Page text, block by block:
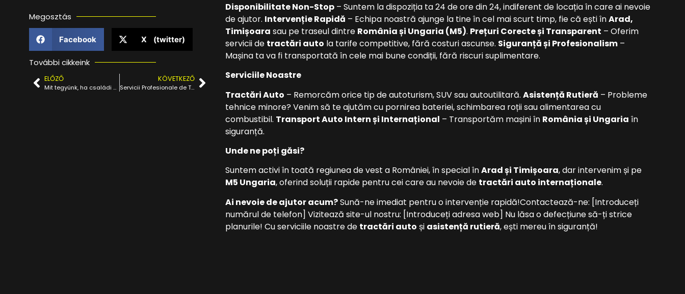
Megosztás
Facebook X (twitter)
További cikkeink
ELŐZŐ
Mit tegyünk, ha családi kiránduláson lerobban az autó? Miért kell egy szakértő Autómentő?
KÖVETKEZŐ
Servicii Profesionale de Tractări Auto și Asistență Rutieră în Arad, Timișoara și pe M5 Ungaria
Disponibilitate Non-Stop – Suntem la dispoziția ta 24 de ore din 24, indiferent de locația în care ai nevoie
de ajutor. Intervenție Rapidă – Echipa noastră ajunge la tine în cel mai scurt timp, fie că ești înArad,
Timișoara sau pe traseul dintre România și Ungaria (M5). Prețuri Corecte și Transparent – Oferim
servicii de tractări auto la tarife competitive, fără costuri ascunse. Siguranță și Profesionalism –
Mașina ta va fi transportată în cele mai bune condiții, fără riscuri suplimentare.
Serviciile Noastre
Tractări Auto – Remorcăm orice tip de autoturism, SUV sau autoutilitară. Asistență Rutieră – Probleme
tehnice minore? Venim să te ajutăm cu pornirea bateriei, schimbarea roții sau alimentarea cu
combustibil. Transport Auto Intern și Internațional – Transportăm mașini în România și Ungaria în
siguranță.
Unde ne poți găsi?
Suntem activi în toată regiunea de vest a României, în special înArad și Timișoara, dar intervenim și pe
M5 Ungaria, oferind soluții rapide pentru cei care au nevoie de tractări auto internaționale.
Ai nevoie de ajutor acum?Sună-ne imediat pentru o intervenție rapidă!Contactează-ne: [Introduceți
numărul de telefon] Vizitează site-ul nostru: [Introduceți adresa web] Nu lăsa o defecțiune să-ți strice
planurile! Cu serviciile noastre de tractări auto și asistență rutieră, ești mereu în siguranță!